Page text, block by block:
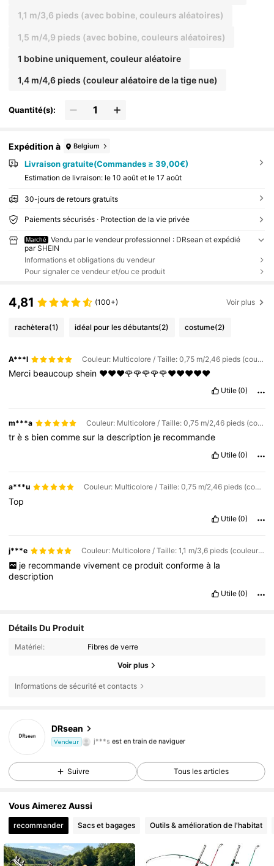
1,1 m/3,6 pieds (avec bobine, couleurs aléatoires)
1,5 m/4,9 pieds (avec bobine, couleurs aléatoires)
1 bobine uniquement, couleur aléatoire
1,4 m/4,6 pieds (couleur aléatoire de la tige nue)
Quantité(s):
Expédition à Belgium
Livraison gratuite(Commandes ≥ 39,00€)
Estimation de livraison: le 10 août et le 17 août
30-jours de retours gratuits
Paiements sécurisés · Protection de la vie privée
Marché
Vendu par le vendeur professionnel : DRsean et expédié
par SHEIN
Informations et obligations du vendeur
Pour signaler ce vendeur et/ou ce produit
4,81 (100+) Voir plus
rachètera(1) idéal pour les débutants(2) costume(2)
A***l Couleur: Multicolore / Taille: 0,75 m/2,46 pieds (couleur aléatoire du poteau nu)
Merci beaucoupshein ❤️❤️❤️🌹🌹🌹🌹🌹❤️❤️❤️❤️❤️
Utile (0)
m***a Couleur: Multicolore / Taille: 0,75 m/2,46 pieds (couleur aléatoire du poteau nu)
très biencommesur ladescription je recommande
Utile (0)
a***u Couleur: Multicolore / Taille: 0,75 m/2,46 pieds (couleur aléatoire du poteau nu)
Top
Utile (0)
j***e Couleur: Multicolore / Taille: 1,1 m/3,6 pieds (couleur aléatoire de la tige nue)
je recommande vivement ce produit conforme à la
description
Utile (0)
Détails Du Produit
Matériel: Fibres de verre
Voir plus
Informations de sécurité et contacts
DRsean
Vendeur
4,91
j***s est en train de naviguer
Suivre Tous les articles
Vous Aimerez Aussi
recommander Sacs et bagages Outils & amélioration de l'habitat